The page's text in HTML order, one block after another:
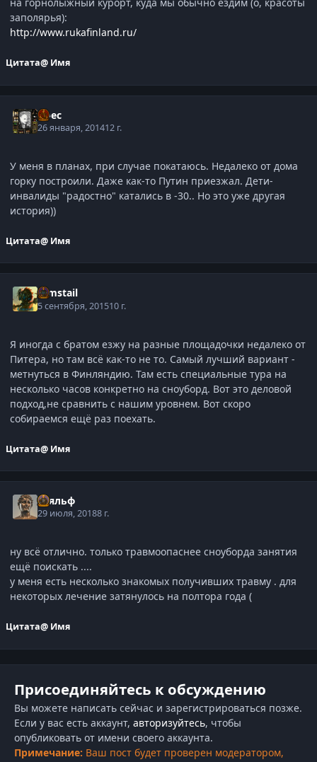
на горнолыжный курорт, куда мы обычно ездим (о, красоты
заполярья):
http://www.rukafinland.ru/
Цитата@ Имя
Арес
26 января, 201412 г.
У меня в планах, при случае покатаюсь. Недалеко от дома
горку построили. Даже как-то Путин приезжал. Дети-
инвалиды "радостно" катались в -30.. Но это уже другая
история))
Цитата@ Имя
Gimstail
5 сентября, 201510 г.
Я иногда с братом езжу на разные площадочки недалеко от
Питера, но там всё как-то не то. Самый лучший вариант -
метнуться в Финляндию. Там есть специальные тура на
несколько часов конкретно на сноуборд. Вот это деловой
подход,не сравнить с нашим уровнем. Вот скоро
собираемся ещё раз поехать.
Цитата@ Имя
Тьяльф
29 июля, 20188 г.
ну всё отлично. только травмоопаснее сноуборда занятия
ещё поискать ....
у меня есть несколько знакомых получивших травму . для
некоторых лечение затянулось на полтора года (
Цитата@ Имя
Присоединяйтесь к обсуждению
Вы можете написать сейчас и зарегистрироваться позже.
Если у вас есть аккаунт, авторизуйтесь, чтобы
опубликовать от имени своего аккаунта.
Примечание: Ваш пост будет проверен модератором,